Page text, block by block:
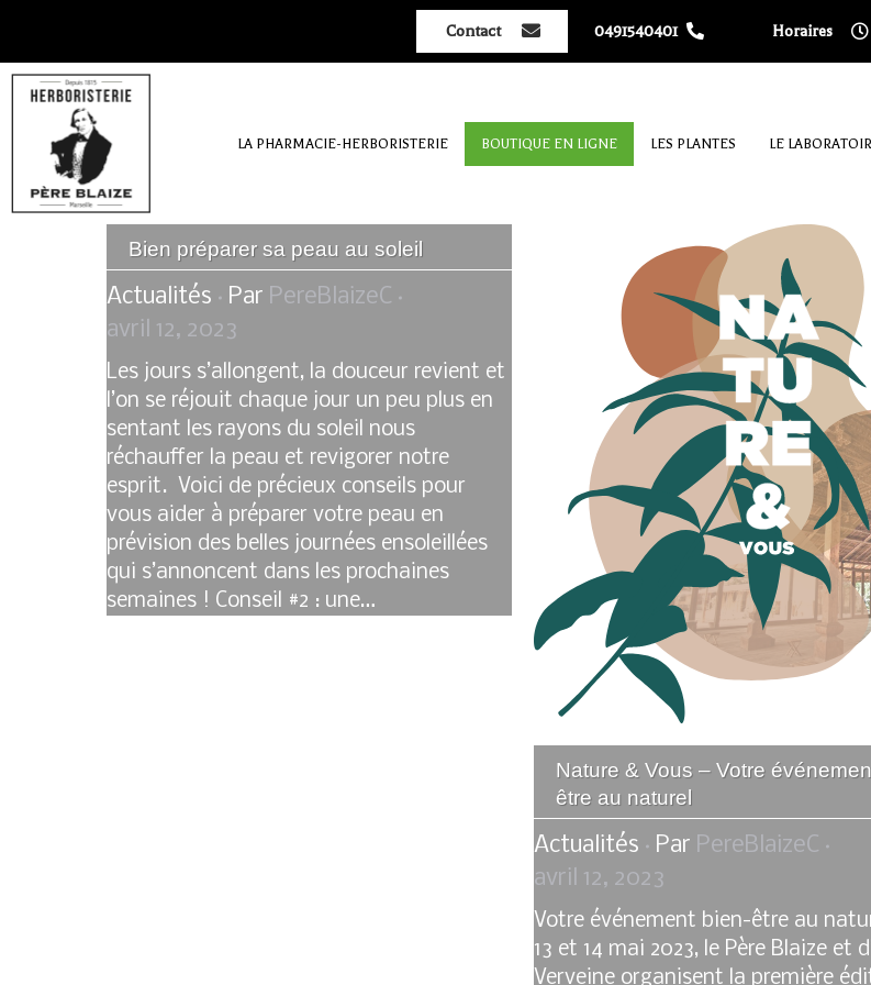
Contact 0491540401 Horaires
LA PHARMACIE-HERBORISTERIE BOUTIQUE EN LIGNE LES PLANTES LE
Bien préparer sa peau au soleil
Actualités Par PereBlaizeC
avril 12, 2023
Les jours s’allongent, la douceur revient et
l’on se réjouit chaque jour un peu plus en
sentant les rayons du soleil nous
réchauffer la peau et revigorer notre
esprit. Voici de précieux conseils pour
vous aider à préparer votre peau en
prévision des belles journées ensoleillées
qui s’annoncent dans les prochaines
semaines ! Conseil #2 : une…
Nature & Vous – Votre
être au naturel
Actualités Par PereBlaizeC
avril 12, 2023
Votre événement bien-être au
13 et 14 mai 2023, le Père Blaize et
Verveine organisent la première